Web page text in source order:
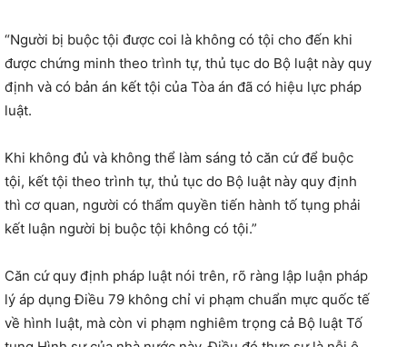
“Người bị buộc tội được coi là không có tội cho đến khi
được chứng minh theo trình tự, thủ tục do Bộ luật này quy
định và có bản án kết tội của Tòa án đã có hiệu lực pháp
luật.
Khi không đủ và không thể làm sáng tỏ căn cứ để buộc
tội, kết tội theo trình tự, thủ tục do Bộ luật này quy định
thì cơ quan, người có thẩm quyền tiến hành tố tụng phải
kết luận người bị buộc tội không có tội.”
Căn cứ quy định pháp luật nói trên, rõ ràng lập luận pháp
lý áp dụng Điều 79 không chỉ vi phạm chuẩn mực quốc tế
về hình luật, mà còn vi phạm nghiêm trọng cả Bộ luật Tố